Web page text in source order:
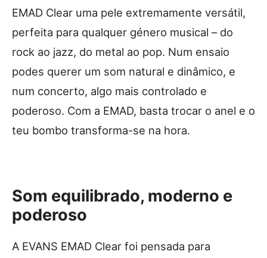
EMAD Clear uma pele extremamente versátil,
perfeita para qualquer género musical – do
rock ao jazz, do metal ao pop. Num ensaio
podes querer um som natural e dinâmico, e
num concerto, algo mais controlado e
poderoso. Com a EMAD, basta trocar o anel e o
teu bombo transforma-se na hora.
Som equilibrado, moderno e
poderoso
A EVANS EMAD Clear foi pensada para